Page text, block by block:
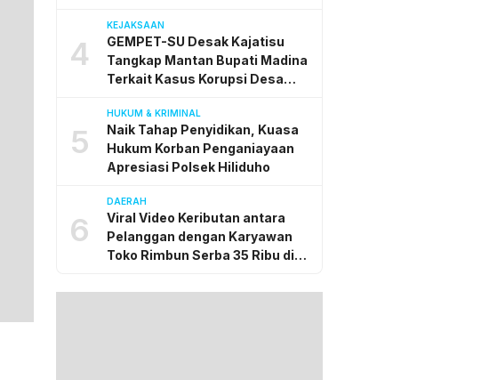
4
KEJAKSAAN
GEMPET-SU Desak Kajatisu
Tangkap Mantan Bupati Madina
Terkait Kasus Korupsi Desa
5
HUKUM & KRIMINAL
Naik Tahap Penyidikan, Kuasa
Hukum Korban Penganiayaan
Apresiasi Polsek Hiliduho
6
DAERAH
Viral Video Keributan antara
Pelanggan dengan Karyawan
Toko Rimbun Serba 35 Ribu di
Secara Kekeluargaan